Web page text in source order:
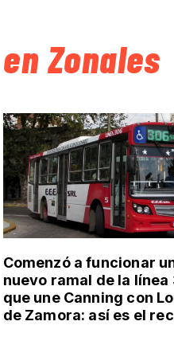
Zonales
Comenzó a funcionar
nuevo ramal de la línea
que une Canning con
de Zamora: así es el